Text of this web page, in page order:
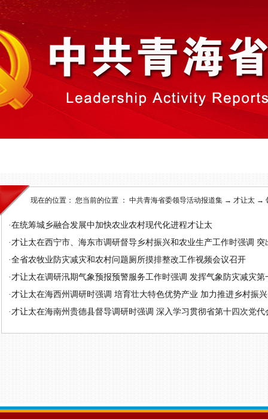
现在的位置： 您当前的位置 ： 中共青海省委领导活动报道集 → 才让太 →
·在统筹城乡融合发展中加快农业农村现代化进程才让太
·才让太在西宁市、海东市调研督导乡村振兴和农业生产工作时强调 突
·全省农牧业防灾减灾和农村问题厕所摸排整改工作视频会议召开
·才让太在调研汛期气象预报预警服务工作时强调 发挥气象防灾减灾第
·才让太在海西州调研时强调 培育壮大特色优势产业 加力推进乡村振
·才让太在海南州贵德县督导调研时强调 深入学习贯彻省第十四次党代